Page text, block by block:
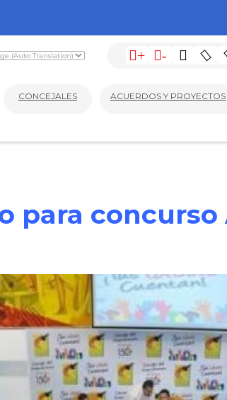
+ -
CONCEJALES ACUERDOS Y PROYECTOS
para